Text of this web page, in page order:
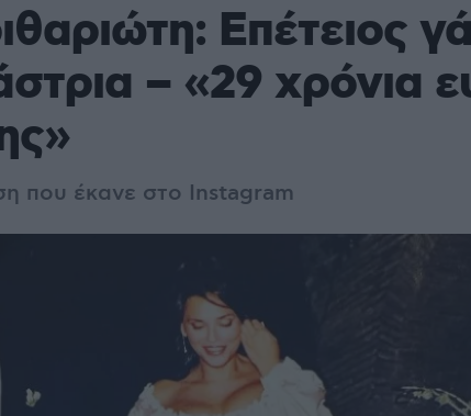
Επέτειος
– «29 χρόνια
που έκανε στο Instagram